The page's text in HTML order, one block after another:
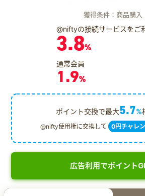
獲得条件：商品購入
@niftyの接続サービスをご
3.8%
通常会員
1.9%
ポイント交換で最大5.7%
@nifty使用権に交換して 0円チャレ
広告利用でポイント